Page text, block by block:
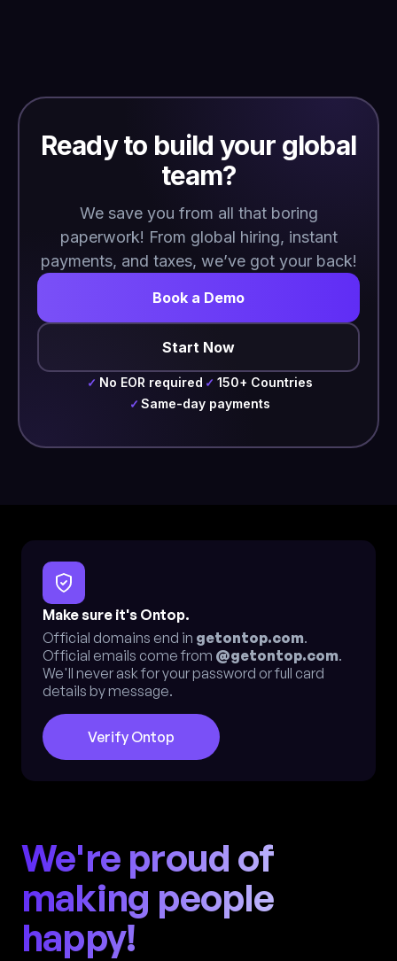
Ready to build your global
team?
We save you from all that boring
paperwork! From global hiring, instant
payments, and taxes, we’ve got your back!
Book a Demo
Start Now
✓ No EOR required ✓ 150+ Countries
✓ Same-day payments
Make sure it's Ontop.
Official domains end in getontop.com.
Official emails come from @getontop.com.
We'll never ask for your password or full card
details by message.
Verify Ontop
We're proud of
making people
happy!